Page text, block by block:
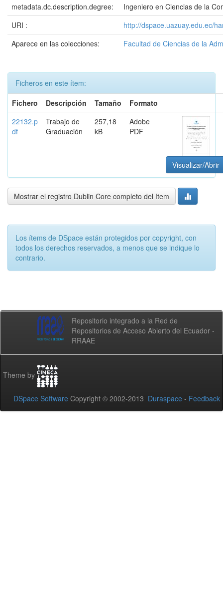
metadata.dc.description.degree:
Ingeniero en Ciencias de la
URI :
http://dspace.uazuay.edu.ec/
Aparece en las colecciones:
Facultad de Ciencias de la
Ficheros en este ítem:
Fichero
Descripción Tamaño
Formato
22132.p
df
Trabajo de
Graduación
257,18
kB
Adobe
PDF
Visualizar/Abrir
Mostrar el registro Dublin Core completo del ítem
Los ítems de DSpace están protegidos por copyright, con
todos los derechos reservados, a menos que se indique lo
contrario.
Repositorio integrado a la Red de
Repositorios de Acceso Abierto del Ecuador -
RRAAE
Theme by
DSpace Software Copyright © 2002-2013 Duraspace - Feedback